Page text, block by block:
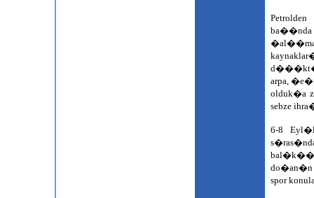
arpa,
olduk�a
sebze
6-8
do�an�n
spor